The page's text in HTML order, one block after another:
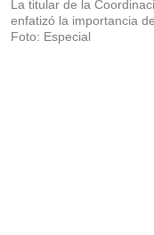
La titular de la
enfatizó la importancia
Foto: Especial